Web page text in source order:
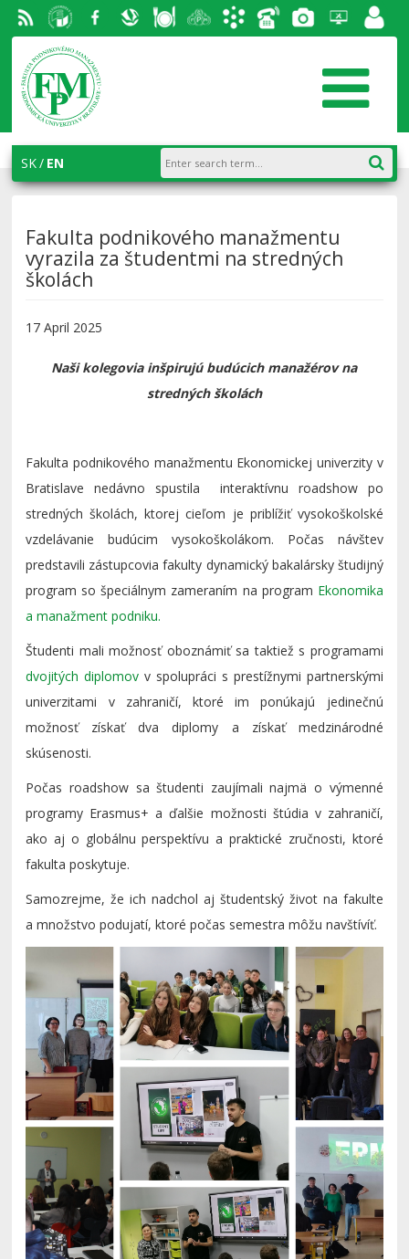
RSS University
of
Economics
Bratislava
Facebook
AiS2
portal
SK EN
Fakulta podnikového manažmentu
vyrazila za študentmi na stredných
školách
17 April 2025
Naši kolegovia inšpirujú budúcich manažérov na
stredných školách
Fakulta podnikového manažmentu Ekonomickej univerzity v
Bratislave nedávno spustila interaktívnu roadshow po
stredných školách, ktorej cieľom je priblížiť vysokoškolské
vzdelávanie budúcim vysokoškolákom. Počas návštev
predstavili zástupcovia fakulty dynamický bakalársky študijný
program so špeciálnym zameraním na program Ekonomika
a manažment podniku.
Študenti mali možnosť oboznámiť sa taktiež s programami
dvojitých diplomovv spolupráci s prestížnymi partnerskými
univerzitami v zahraničí, ktoré im ponúkajú jedinečnú
možnosť získať dva diplomy a získať medzinárodné
skúsenosti.
Počas roadshow sa študenti zaujímali najmä o výmenné
programy Erasmus+ a ďalšie možnosti štúdia v zahraničí,
ako aj o globálnu perspektívu a praktické zručnosti, ktoré
fakulta poskytuje.
Samozrejme, že ich nadchol aj študentský život na fakulte
a množstvo podujatí, ktoré počas semestra môžu navštívíť.